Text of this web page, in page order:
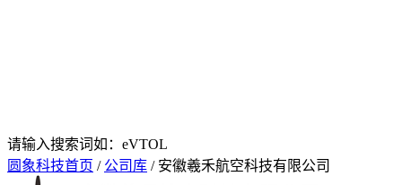
请输入搜索词如：eVTOL
圆象科技首页 / 公司库 / 安徽羲禾航空科技有限公司